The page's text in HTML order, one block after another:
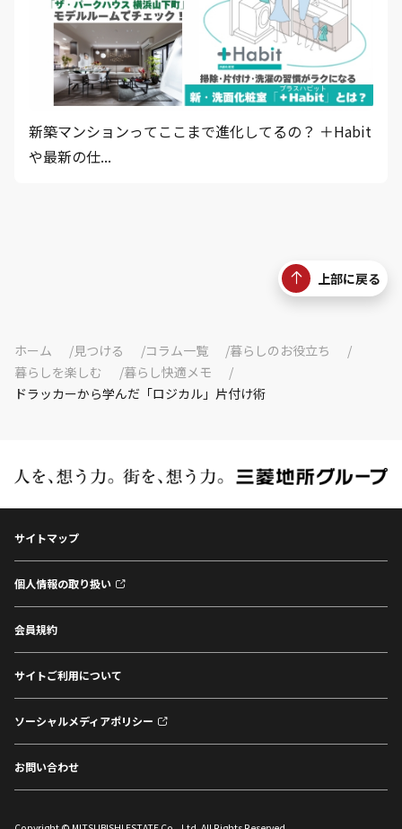
新築マンションってここまで進化してるの？ ＋Habit
や最新の仕...
上部に戻る
ホーム 見つける コラム一覧
暮らしのお役立ち
暮らしを楽しむ
暮らし快適メモ
ドラッカーから学んだ「ロジカル」片付け術
サイトマップ
個人情報の取り扱い
会員規約
サイトご利用について
ソーシャルメディアポリシー
お問い合わせ